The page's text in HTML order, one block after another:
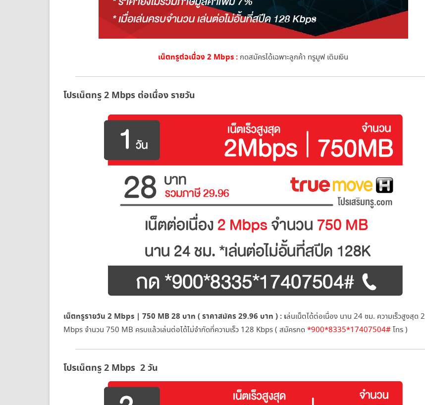
เน็ตทรูต่อเนื่อง 2 Mbps : กดสมัครได้เฉพาะลูกค้า ทรูมูฟ เติมเงิน
โปรเน็ตทรู 2 Mbps ต่อเนื่อง รายวัน
เน็ตทรูรายวัน 2 Mbps | 750 MB 28 บาท ( ราคาสมัคร 29.96 บาท ) : เล่นเน็ตได้ต่อเนื่อง นาน 24 ชม. ความเร็วสูงสุด 2
Mbps จำนวน 750 MB ครบแล้วเล่นต่อได้ไม่จำกัดที่ความเร็ว 128 Kbps ( สมัครกด *900*8335*17407504#โทร )
โปรเน็ตทรู 2 Mbps 2 วัน